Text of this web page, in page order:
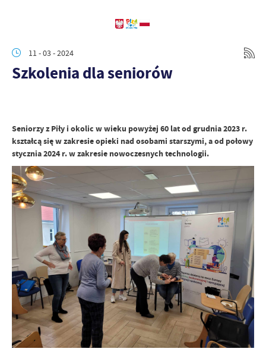
11 - 03 - 2024
Szkolenia dla seniorów
Seniorzy z Piły i okolic w wieku powyżej 60 lat od grudnia 2023 r.
kształcą się w zakresie opieki nad osobami starszymi, a od połowy
stycznia 2024 r. w zakresie nowoczesnych technologii.